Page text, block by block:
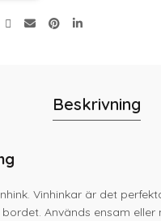
Beskrivning
Vinhinkar är det
Används ensam eller